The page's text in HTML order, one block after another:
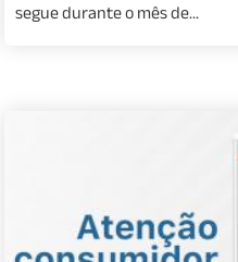
segue durante o mês de...